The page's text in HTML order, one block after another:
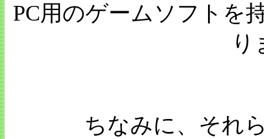
PC用のゲームソフトを
り
ちなみに、それ